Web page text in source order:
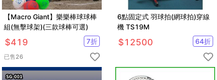
【Macro Giant】樂樂棒球球棒
組(無擊球架)(三款球棒可選)
$419 7折
已售26
6點固定式 羽球拍(網球拍)穿線
機 TS19M
$12500 64折